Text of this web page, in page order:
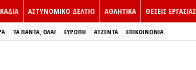
ΑΣΤΥΝΟΜΙΚΟ ΔΕΛΤΙΟ ΑΘΛΗΤΙΚΑ ΘΕΣΕΙΣ ΕΡΓΑΣΙΑΣ
ΤΑ ΠΑΝΤΑ, ΟΛΑ! ΕΥΡΏΠΗ ΑΤΖΕΝΤΑ ΕΠΙΚΟΙΝΩΝΙΑ